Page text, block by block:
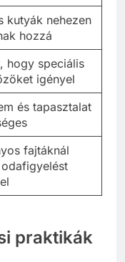
kutyák nehezen
hozzá
hogy speciális
igényel
és tapasztalat
fajtáknál
praktikák